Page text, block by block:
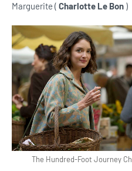
Marguerite ( Charlotte Le Bon )
The Hundred-Foot Journey